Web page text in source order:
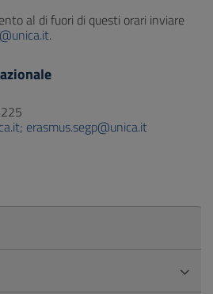
al di fuori di questi orari inviare
.
erasmus.segp@unica.it